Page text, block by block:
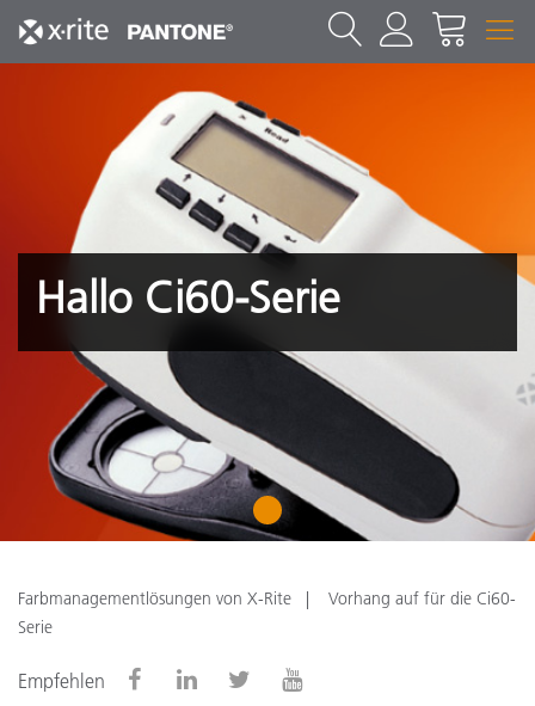
Hallo Ci60-Serie
1
Farbmanagementlösungen von X-Rite
Vorhang auf für die Ci60-
Serie
Empfehlen